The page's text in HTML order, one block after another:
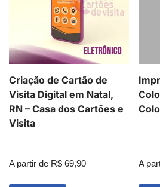
Criação de Cartão de
Visita Digital em Natal,
RN – Casa dos Cartões e
Visita
A partir de R$ 69,90 A